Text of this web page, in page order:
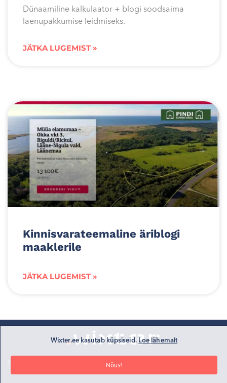
Dünaamiline kalkulaator + blogi soodsaima
laenupakkumise leidmiseks.
JÄTKA LUGEMIST »
Kinnisvarateemaline äriblogi
maaklerile
JÄTKA LUGEMIST »
© 2024 Kõik õigused kaitstud |
Wixter.ee kasutab küpsiseid.Loe lähemalt
Nõus!